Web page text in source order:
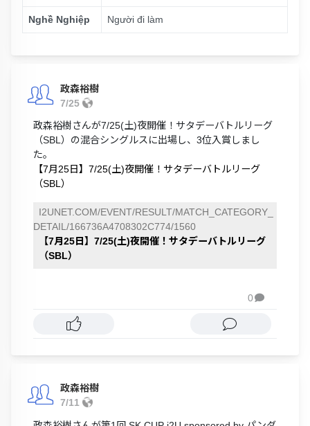
Nghề Nghiệp Người đi làm
政森裕樹
7/25
政森裕樹さんが7/25(土)夜開催！サタデーバトルリーグ
（SBL）の混合シングルスに出場し、3位入賞しまし
た。
【7月25日】7/25(土)夜開催！サタデーバトルリーグ
（SBL）
I2UNET.COM/EVENT/RESULT/MATCH_CATEGORY_
DETAIL/166736A4708302C774/1560
【7月25日】7/25(土)夜開催！サタデーバトルリーグ
（SBL）
0
政森裕樹
7/11